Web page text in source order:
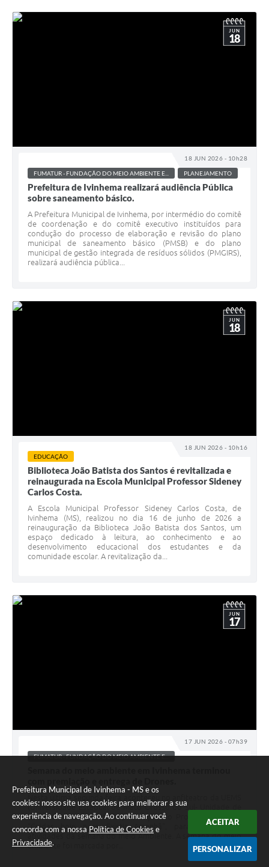
Prefeitura Municipal de Ivinhema - MS e os
cookies: nosso site usa cookies para melhorar a sua
experiência de navegação. Ao continuar você
concorda com a nossa Política de Cookies e
Privacidade.
ACEITAR
PERSONALIZAR
18 JUN 2026 - 10h28
JUN
18
FUMATUR - FUNDAÇÃO DO MEIO AMBIENTE E... PLANEJAMENTO
Prefeitura de Ivinhema realizará audiência Pública
sobre saneamento básico.
A Prefeitura Municipal de Ivinhema, por intermédio do comitê
de coordenação e do comitê executivo instituídos para
condução do processo de elaboração e revisão do plano
municipal de saneamento básico (PMSB) e do plano
municipal de gestão integrada de resíduos sólidos (PMGIRS),
realizará audiência pública...
18 JUN 2026 - 10h16
JUN
18
EDUCAÇÃO
Biblioteca João Batista dos Santos é revitalizada e
reinaugurada na Escola Municipal Professor Sideney
Carlos Costa.
A Escola Municipal Professor Sideney Carlos Costa, de
Ivinhema (MS), realizou no dia 16 de junho de 2026 a
reinauguração da Biblioteca João Batista dos Santos, um
espaço dedicado à leitura, ao conhecimento e ao
desenvolvimento educacional dos estudantes e da
comunidade escolar. A revitalização da...
17 JUN 2026 - 07h39
JUN
17
FUMATUR - FUNDAÇÃO DO MEIO AMBIENTE E...
(Universidade Estadual de Mato Grosso do Sul- Unidade de
Ivinhema) a cerimônia de premiação do Projeto Ambiental
“Cuidar hoje para Existir Amanhã”, para celebrar as
atividades da semana do meio Ambiente. A semana do meio
ambiente foi marcada por...